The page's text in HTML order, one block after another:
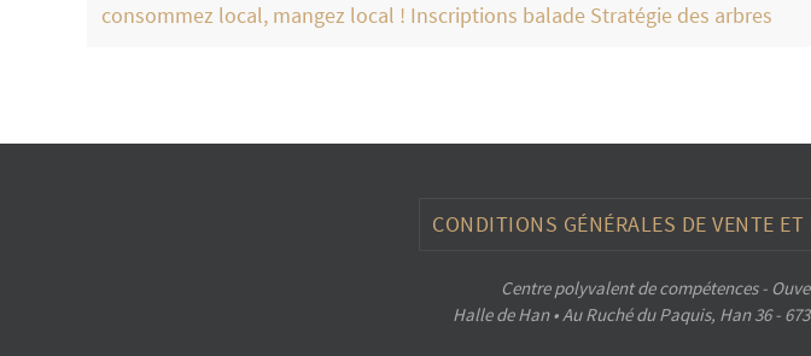
consommez local, mangez local ! Inscriptions balade Stratégie des arbres
CONDITIONS GÉNÉRALES DE VENTE
Centre polyvalent de compétences -
Halle de Han • Au Ruché du Paquis, Han 36 -